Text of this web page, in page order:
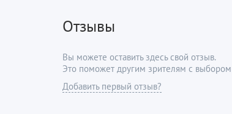
Отзывы
Вы можете оставить здесь свой отзыв.
Это поможет другим зрителям с
Добавить первый отзыв?